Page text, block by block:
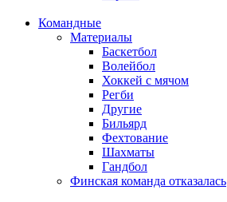
Командные
Материалы
Баскетбол
Волейбол
Хоккей с мячом
Регби
Другие
Бильярд
Фехтование
Шахматы
Гандбол
Финская команда отказалась